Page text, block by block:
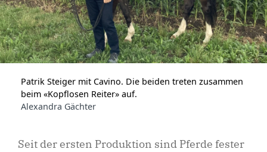
Patrik Steiger mit Cavino. Die beiden treten zusammen
beim «Kopflosen Reiter» auf.
Alexandra Gächter
Seit der ersten Produktion sind Pferde fester